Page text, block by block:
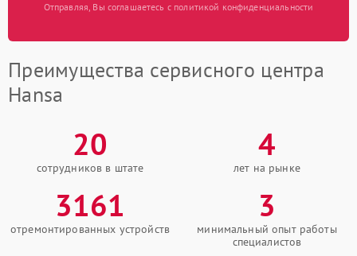
Отправляя, Вы соглашаетесь с политикой конфиденциальности
Преимущества сервисного центра
Hansa
20
сотрудников в штате
4
лет на рынке
3161
отремонтированных устройств
3
минимальный опыт работы
специалистов